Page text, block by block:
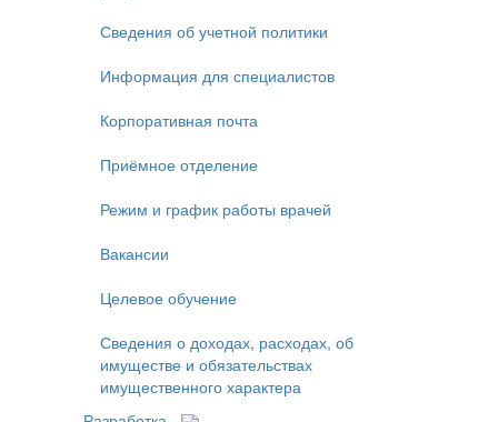
Сведения об учетной политики
Информация для специалистов
Корпоративная почта
Приёмное отделение
Режим и график работы врачей
Вакансии
Целевое обучение
Сведения о доходах, расходах, об
имуществе и обязательствах
имущественного характера